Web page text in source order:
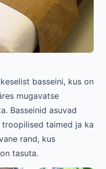
basseini, kus on
mugavatse
Basseinid asuvad
taimed ja ka
rand, kus
tasuta.